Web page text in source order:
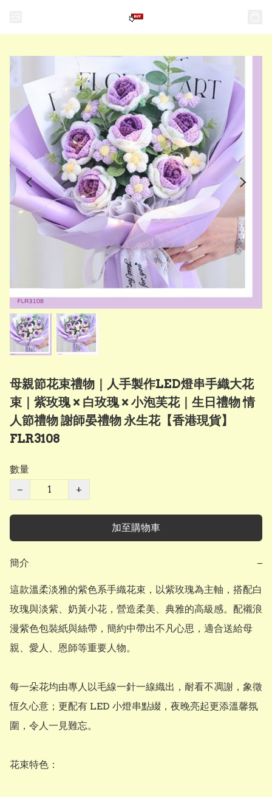
母親節花束禮物｜人手製作LED燈串手織大花
束｜紫玫瑰 × 白玫瑰 × 小泡芙花｜生日禮物 情
人節禮物 謝師晏禮物 永生花【香港現貨】
FLR3108
數量
−
+
加至購物車
簡介 −
這款溫柔淡雅的紫色系手織花束，以紫玫瑰為主軸，搭配白
玫瑰與淡紫、奶黃小花，營造柔美、典雅的高級感。配襯浪
漫紫色包裝紙與絲帶，簡約中帶出不凡心思，適合送給母
親、愛人、恩師等重要人物。
每一朵花均由專人以毛線一針一線織出，耐看不凋謝，象徵
恆久心意；更配有 LED 小燈串點綴，夜晚亮起更添溫馨氛
圍，令人一見難忘。
花束特色：